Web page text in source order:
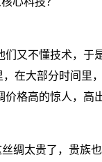
又不懂技术，于
在大部分时间里
格高的惊人，高
绸太贵了，贵族